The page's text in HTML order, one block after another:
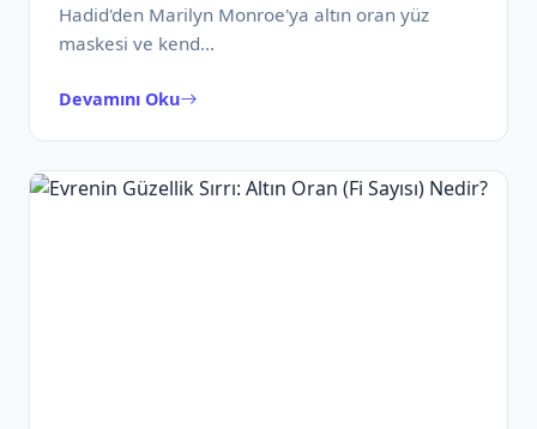
Hadid'den Marilyn Monroe'ya altın oran yüz
maskesi ve kend…
Devamını Oku